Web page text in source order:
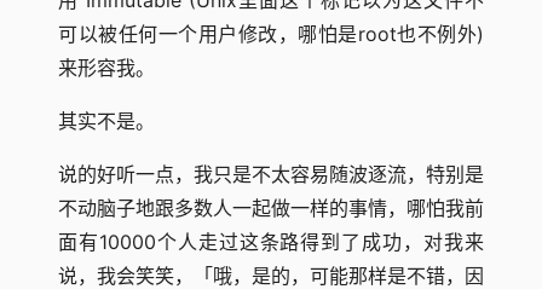
可以被任何一个用户修改，哪怕是root也不例外)
来形容我。
其实不是。
说的好听一点，我只是不太容易随波逐流，特别是
不动脑子地跟多数人一起做一样的事情，哪怕我前
面有10000个人走过这条路得到了成功，对我来
说，我会笑笑，「哦，是的，可能那样是不错，因